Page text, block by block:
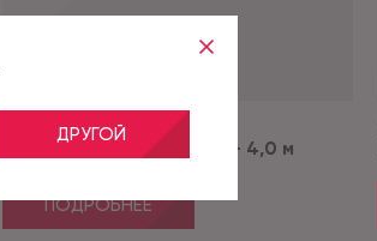
ДРУГОЙ
MAESTRO 2_619D
ULTRA MAESTRO 2_619D - 4,0 м
ПОДРОБНЕЕ